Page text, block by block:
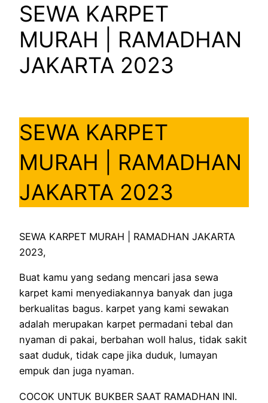
SEWA KARPET
MURAH | RAMADHAN
JAKARTA 2023
SEWA KARPET
MURAH | RAMADHAN
JAKARTA 2023
SEWA KARPET MURAH | RAMADHAN JAKARTA
2023,
Buat kamu yang sedang mencari jasa sewa
karpet kami menyediakannya banyak dan juga
berkualitas bagus. karpet yang kami sewakan
adalah merupakan karpet permadani tebal dan
nyaman di pakai, berbahan woll halus, tidak sakit
saat duduk, tidak cape jika duduk, lumayan
empuk dan juga nyaman.
COCOK UNTUK BUKBER SAAT RAMADHAN INI.